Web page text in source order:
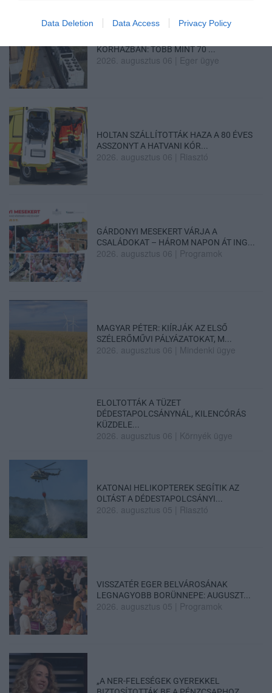
Data Deletion Data Access Privacy Policy
KÓRHÁZBAN: TÖBB MINT 70 ...
2026. augusztus 06 Eger ügye
HOLTAN SZÁLLÍTOTTÁK HAZA A 80 ÉVES
ASSZONYT A HATVANI KÓR...
2026. augusztus 06 Riasztó
GÁRDONYI MESEKERT VÁRJA A
CSALÁDOKAT – HÁROM NAPON ÁT ING...
2026. augusztus 06 Programok
MAGYAR PÉTER: KIÍRJÁK AZ ELSŐ
SZÉLERŐMŰVI PÁLYÁZATOKAT, M...
2026. augusztus 06 Mindenki ügye
ELOLTOTTÁK A TÜZET
DÉDESTAPOLCSÁNYNÁL, KILENCÓRÁS
KÜZDELE...
2026. augusztus 06 Környék ügye
KATONAI HELIKOPTEREK SEGÍTIK AZ
OLTÁST A DÉDESTAPOLCSÁNYI...
2026. augusztus 05 Riasztó
VISSZATÉR EGER BELVÁROSÁNAK
LEGNAGYOBB BORÜNNEPE: AUGUSZT...
2026. augusztus 05 Programok
„A NER-FELESÉGEK GYEREKKEL